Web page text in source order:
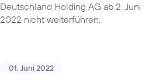
Deutschland Holding AG ab 2. Juni
2022 nicht weiterführen.
01. Juni 2022